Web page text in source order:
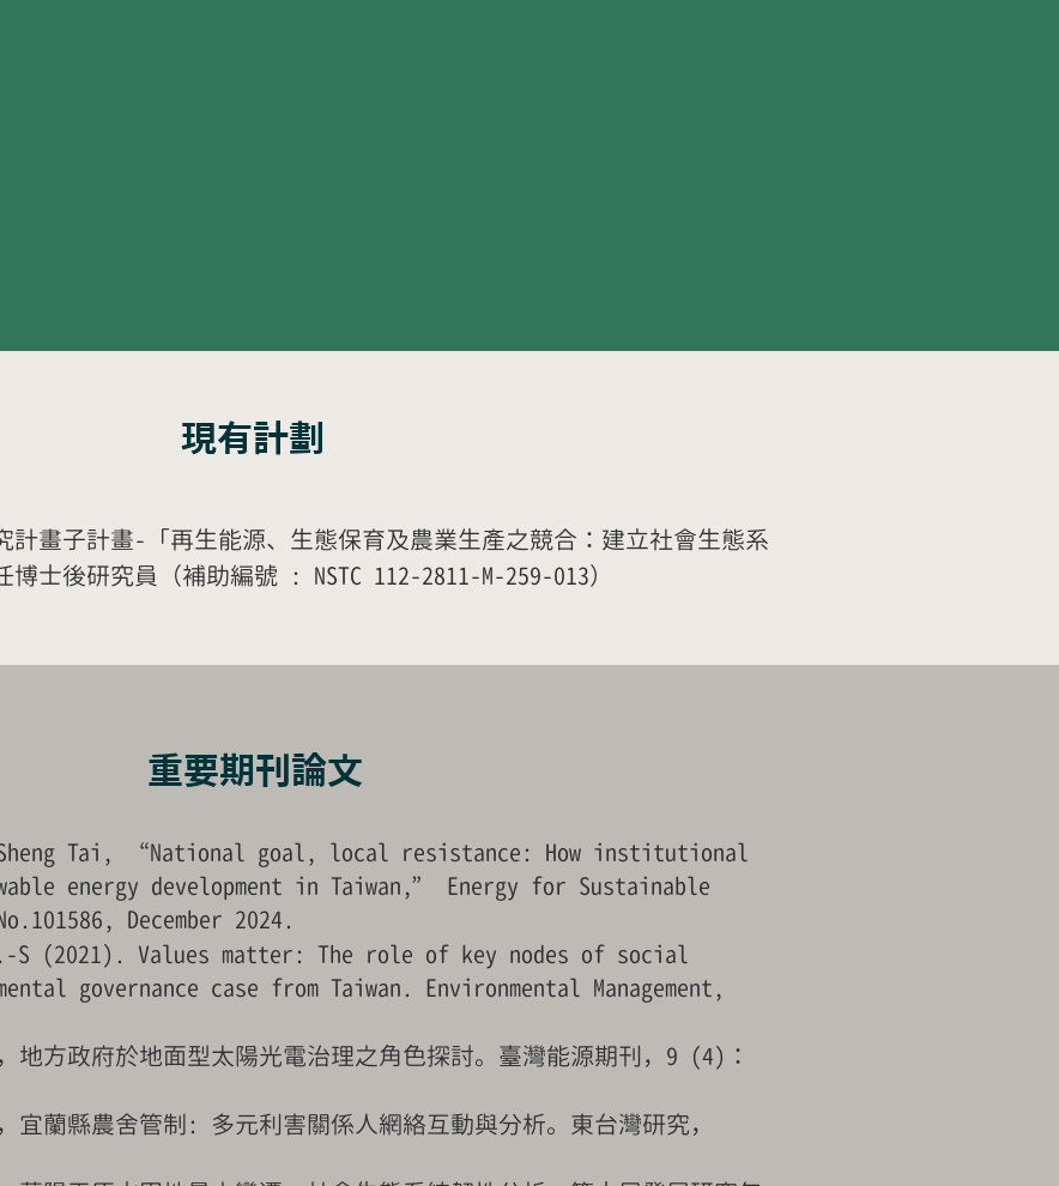
現有計劃
計畫子計畫-「再生能源、生態保育及農業生產之競合：建立社會生態系
士後研究員（補助編號 : NSTC 112-2811-M-259-013）
​重要期刊論文
Tai, “National goal, local resistance: How institutional
energy development in Taiwan,” Energy for Sustainable
December 2024.
S (2021). Values matter: The role of key nodes of social
governance case from Taiwan. Environmental Management,
地方政府於地面型太陽光電治理之角色探討。臺灣能源期刊，9 (4)：
宜蘭縣農舍管制: 多元利害關係人網絡互動與分析。東台灣研究，